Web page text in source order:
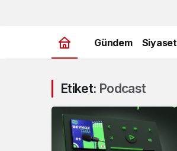
Gündem Siyaset
Etiket: Podcast